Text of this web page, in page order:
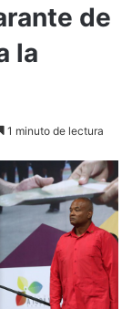
de
la
1 minuto de lectura